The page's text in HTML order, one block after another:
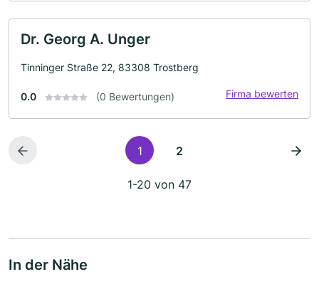
Dr. Georg A. Unger
Tinninger Straße 22, 83308 Trostberg
0.0 (0 Bewertungen) Firma bewerten
1 2
1-20 von 47
In der Nähe